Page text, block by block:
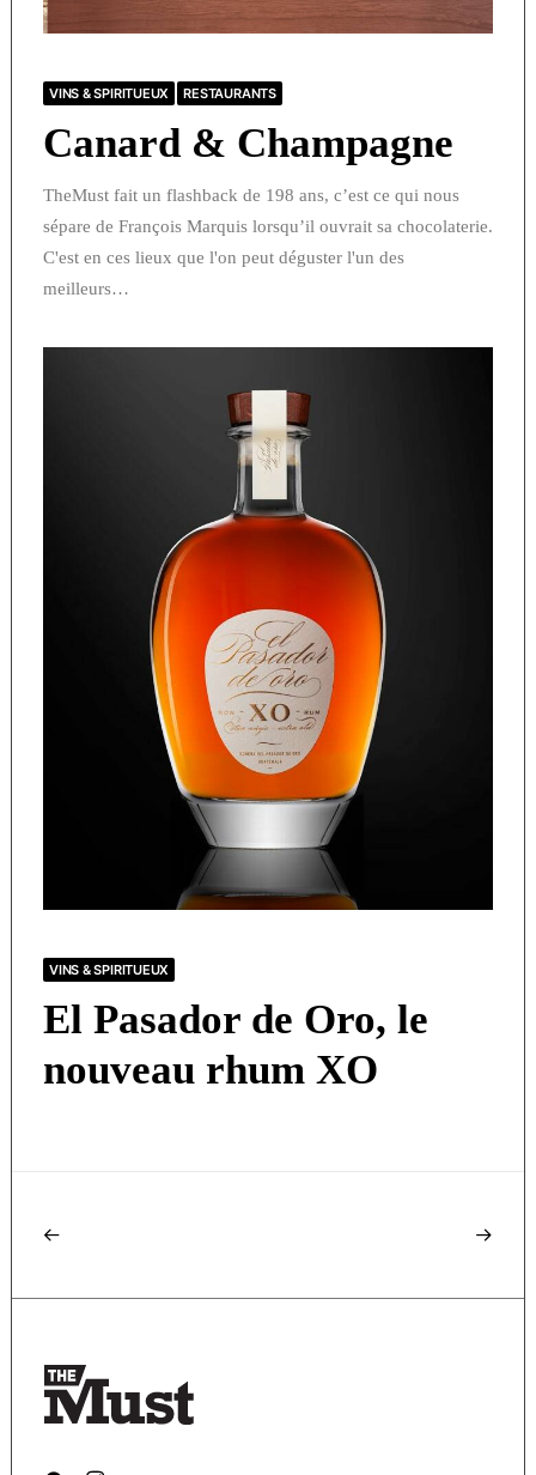
VINS & SPIRITUEUX RESTAURANTS
Canard & Champagne
TheMust fait un flashback de 198 ans, c’est ce qui nous
sépare de François Marquis lorsqu’il ouvrait sa chocolaterie.
C'est en ces lieux que l'on peut déguster l'un des
meilleurs…
VINS & SPIRITUEUX
El Pasador de Oro, le
nouveau rhum XO